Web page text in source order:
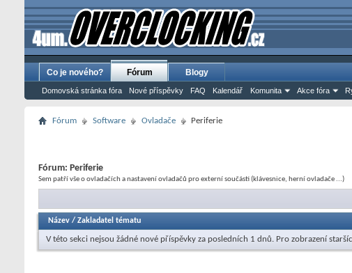
Co je nového? Fórum
Domovská stránka fóra Nové příspěvky FAQ Kalendář Komunita Akce fóra
Blogy
Fórum Software Ovladače Periferie
Fórum: Periferie
Sem patří vše o ovladačích a nastavení ovladačů pro externí součásti (klávesnice, herní ovladače ...)
Název / Zakladatel tématu
V této sekci nejsou žádné nové příspěvky za posledních 1 dnů. Pro zobrazení